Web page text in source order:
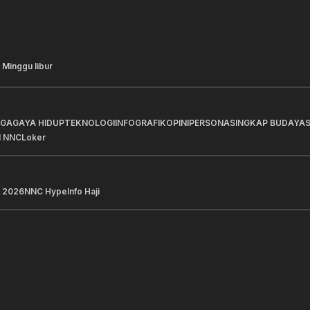
Minggu libur
GAYA HIDUPTEKNOLOGIINFOGRAFIKOPINIPERSONASINGKAP BUDAYA
NNCLoker
2026NNC HypeInfo Haji